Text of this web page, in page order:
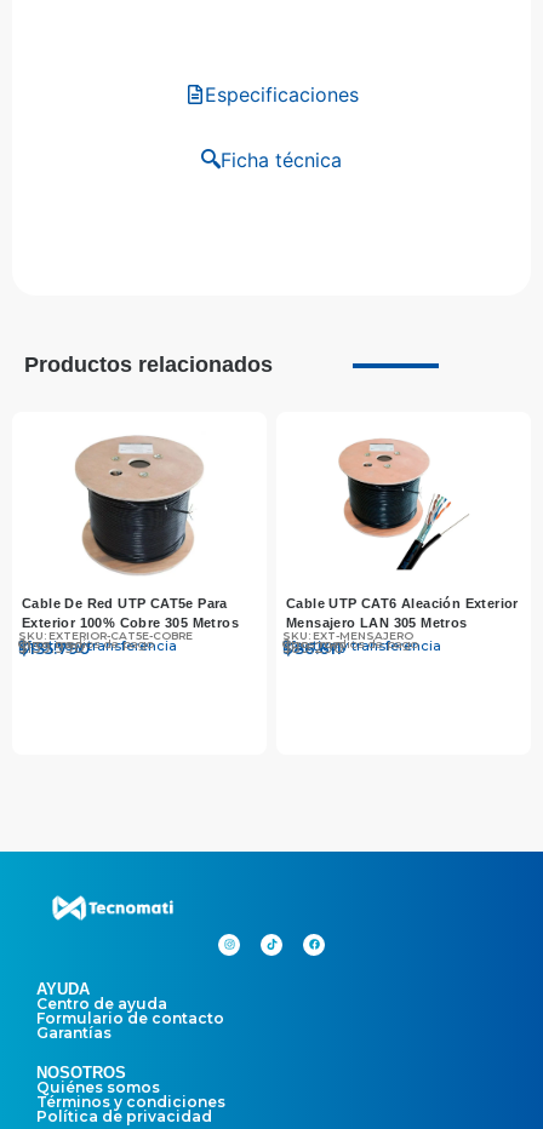
Especificaciones
Ficha técnica
Productos relacionados
Cable De Red UTP CAT5e Para
Exterior 100% Cobre 305 Metros
SKU: EXTERIOR-CAT5E-COBRE
$135.790
Efectivo y transferencia
$139.990
Otros medios de pago
Cable UTP CAT6 Aleación Exterior
Mensajero LAN 305 Metros
SKU: EXT-MENSAJERO
$86.611
Efectivo y transferencia
$89.290
Otros medios de pago
AYUDA
Centro de ayuda
Formulario de contacto
Garantías
NOSOTROS
Quiénes somos
Términos y condiciones
Política de privacidad